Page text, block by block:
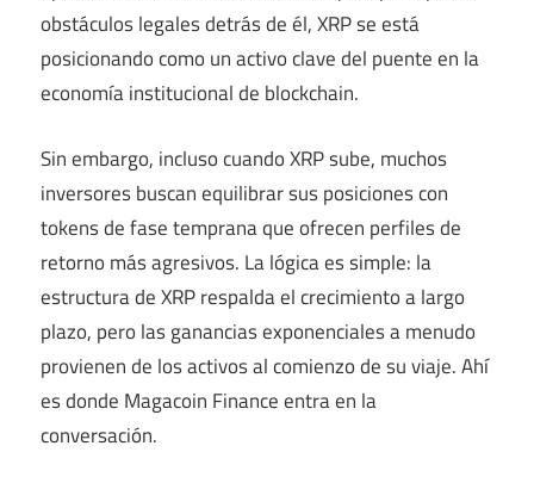
obstáculos legales detrás de él, XRP se está
posicionando como un activo clave del puente en la
economía institucional de blockchain.
Sin embargo, incluso cuando XRP sube, muchos
inversores buscan equilibrar sus posiciones con
tokens de fase temprana que ofrecen perfiles de
retorno más agresivos. La lógica es simple: la
estructura de XRP respalda el crecimiento a largo
plazo, pero las ganancias exponenciales a menudo
provienen de los activos al comienzo de su viaje. Ahí
es donde Magacoin Finance entra en la
conversación.